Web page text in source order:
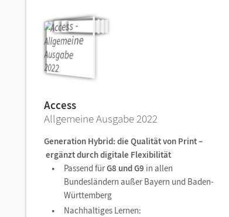
Access
Allgemeine Ausgabe 2022
Generation Hybrid: die Qualität von Print –
ergänzt durch digitale Flexibilität
Passend fürG8 und G9 in allen
Bundesländern außer Bayern und Baden-
Württemberg
Nachhaltiges Lernen: